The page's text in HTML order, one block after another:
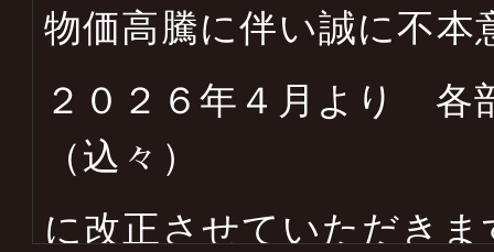
物価高騰に伴い誠に不本
２０２６年４月より
（込々）
に改正させていただき